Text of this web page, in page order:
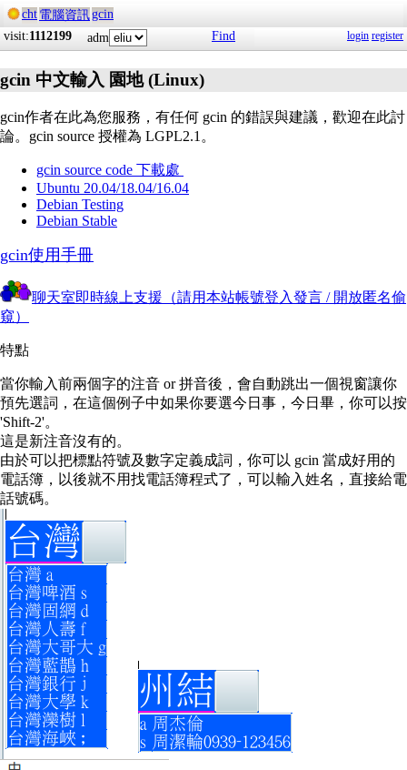
cht 電腦資訊gcin
visit:1112199 adm Find login register
gcin 中文輸入 園地 (Linux)
gcin作者在此為您服務，有任何 gcin 的錯誤與建議，歡迎在此討
論。gcin source 授權為 LGPL2.1。
gcin source code 下載處
Ubuntu 20.04/18.04/16.04
Debian Testing
Debian Stable
gcin使用手冊
聊天室即時線上支援（請用本站帳號登入發言 / 開放匿名偷
窺）
特點
當你輸入前兩個字的注音 or 拼音後，會自動跳出一個視窗讓你
預先選詞，在這個例子中如果你要選今日事，今日畢，你可以按
'Shift-2'。
這是新注音沒有的。
由於可以把標點符號及數字定義成詞，你可以 gcin 當成好用的
電話簿，以後就不用找電話簿程式了，可以輸入姓名，直接給電
話號碼。